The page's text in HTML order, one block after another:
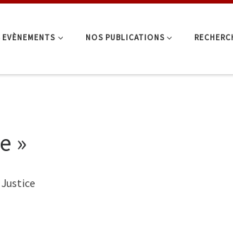
EVÈNEMENTS NOS PUBLICATIONS
»